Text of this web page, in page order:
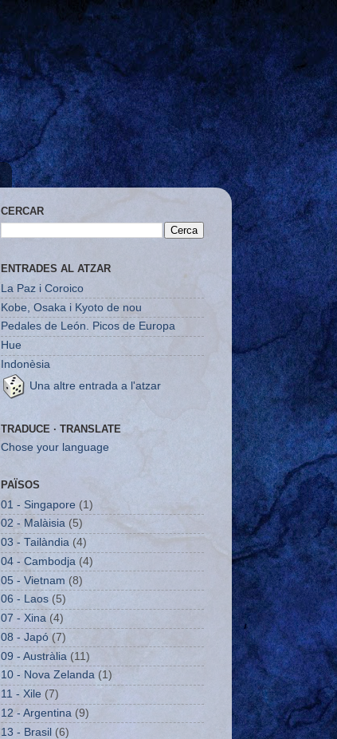
CERCAR
ENTRADES AL ATZAR
La Paz i Coroico
Kobe, Osaka i Kyoto de nou
Pedales de León. Picos de Europa
Hue
Indonèsia
Una altre entrada a l'atzar
TRADUCE · TRANSLATE
Chose your language
PAÏSOS
01 - Singapore (1)
02 - Malàisia (5)
03 - Tailàndia (4)
04 - Cambodja (4)
05 - Vietnam (8)
06 - Laos (5)
07 - Xina (4)
08 - Japó (7)
09 - Austràlia (11)
10 - Nova Zelanda (1)
11 - Xile (7)
12 - Argentina (9)
13 - Brasil (6)